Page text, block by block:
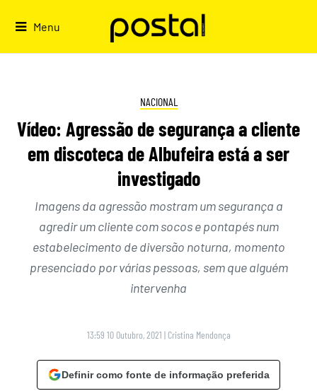
Menu
NACIONAL
Vídeo: Agressão de segurança a cliente
em discoteca de Albufeira está a ser
investigado
Imagens da agressão mostram um segurança a
agredir um cliente com socos e pontapés num
estabelecimento de diversão noturna, momento
presenciado por várias pessoas, sem que alguém
intervenha
13:59 10 Outubro, 2021 | Cristina Mendonça
Definir como fonte de informação preferida